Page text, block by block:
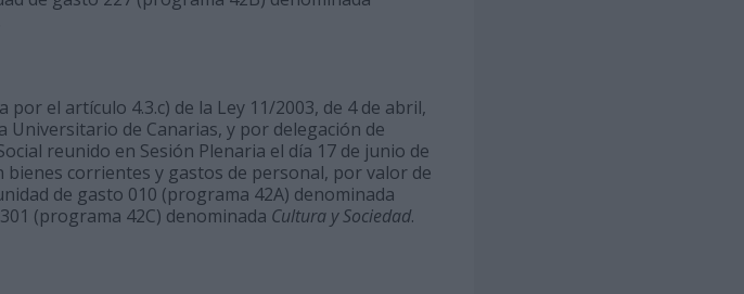
el artículo 4.3.c) de la Ley 11/2003, de 4 de abril,
Universitario de Canarias, y por delegación de
reunido en Sesión Plenaria el día 17 de junio de
corrientes y gastos de personal, por valor de
de gasto 010 (programa 42A) denominada
(programa 42C) denominada Cultura y Sociedad.